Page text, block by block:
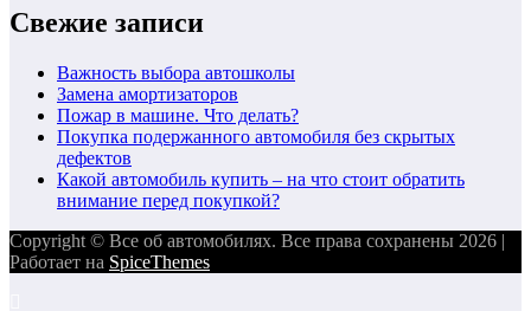
Свежие записи
Важность выбора автошколы
Замена амортизаторов
Пожар в машине. Что делать?
Покупка подержанного автомобиля без скрытых
дефектов
Какой автомобиль купить – на что стоит обратить
внимание перед покупкой?
Copyright © Все об автомобилях. Все права сохранены 2026 |
Работает на SpiceThemes